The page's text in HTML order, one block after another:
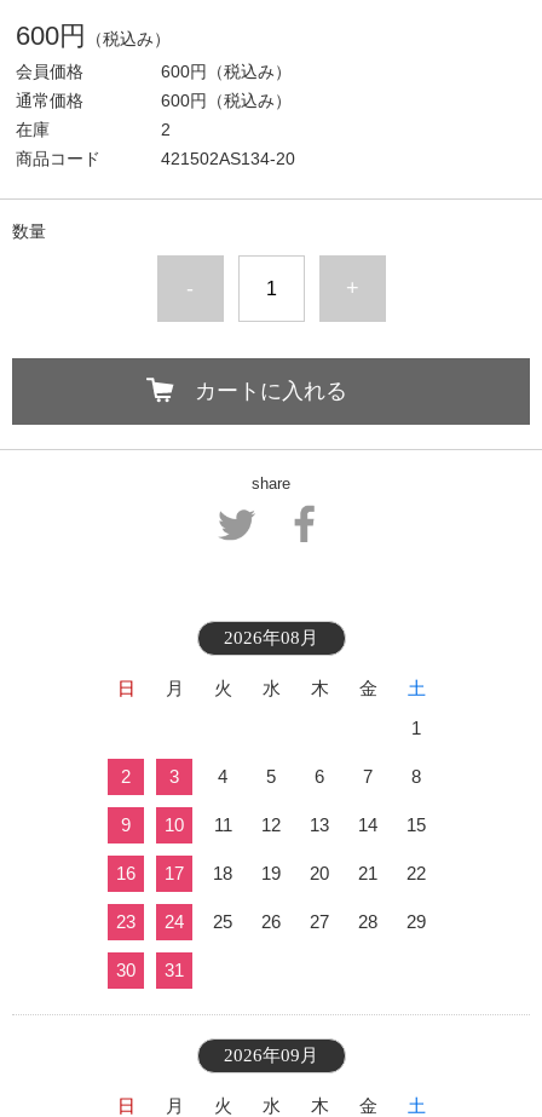
600円
（税込み）
会員価格
600円
（税込み）
通常価格
600円
（税込み）
在庫
2
商品コード
421502AS134-20
数量
- +
カートに入れる
share
2026年08月
日 月 火 水 木 金
土
1
2 3 4 5 6 7 8
9 10 11 12 13 14 15
16 17 18 19 20 21 22
23 24 25 26 27 28 29
30 31
2026年09月
日 月 火 水 木 金
土